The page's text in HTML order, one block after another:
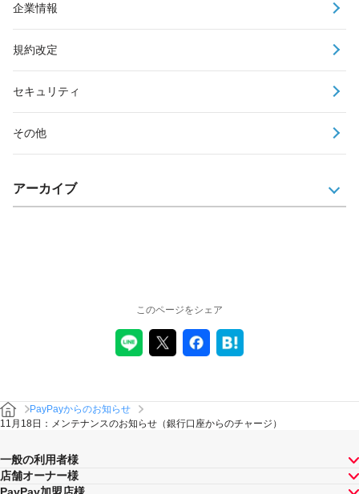
企業情報
規約改定
セキュリティ
その他
アーカイブ
このページをシェア
PayPayからのお知らせ
11月18日：メンテナンスのお知らせ（銀行口座からのチャージ）
一般の利用者様
店舗オーナー様
PayPay加盟店様